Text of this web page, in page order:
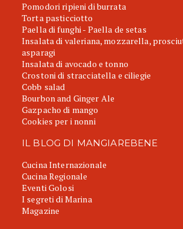
Pomodori ripieni di burrata
Torta pasticciotto
Paella di funghi - Paella de setas
Insalata di valeriana, mozzarella,
asparagi
Insalata di avocado e tonno
Crostoni di stracciatella e ciliegie
Cobb salad
Bourbon and Ginger Ale
Gazpacho di mango
Cookies per i nonni
IL BLOG DI MANGIAREBENE
Cucina Internazionale
Cucina Regionale
Eventi Golosi
I segreti di Marina
Magazine